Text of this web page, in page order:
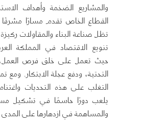
والمشاريع الضخمة وأهداف
القطاع الخاص تقدم مسارًا
تظل صناعة البناء والمقاولات
تنويع الاقتصاد في المملكة
حيث تعمل على خلق فرص العمل،
التحتية، ودفع عجلة الابتكار.
التغلب على هذه التحديات
يلعب دورًا حاسمًا في تشكيل
والمساهمة في ازدهارها على